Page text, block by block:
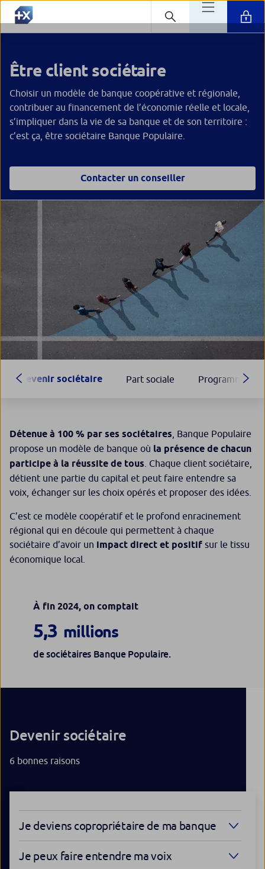
Être client sociétaire
Choisir un modèle de banque coopérative et régionale,
contribuer au financement de l’économie réelle et locale,
s’impliquer dans la vie de sa banque et de son territoire :
c’est ça, être sociétaire Banque Populaire.
Contacter un conseiller
Devenir sociétaire Part sociale Programme
Détenue à 100 % par ses sociétaires , Banque Populaire
propose un modèle de banque où la présence de chacun
participe à la réussite de tous . Chaque client sociétaire,
détient une partie du capital et peut faire entendre sa
voix, échanger sur les choix opérés et proposer des idées.
C’est ce modèle coopératif et le profond enracinement
régional qui en découle qui permettent à chaque
sociétaire d’avoir un impact direct et positif sur le tissu
économique local.
À fin 2024, on comptait
5,3 millions
de sociétaires Banque Populaire.
Devenir sociétaire
6 bonnes raisons
Je deviens copropriétaire de ma banque
Je peux faire entendre ma voix